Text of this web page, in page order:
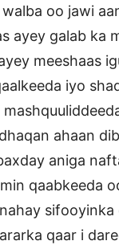
oo jawi
ayey galab ka
meeshaas
iyo
ahaan
aniga
qaabkeeda
sifooyinka
qaar i